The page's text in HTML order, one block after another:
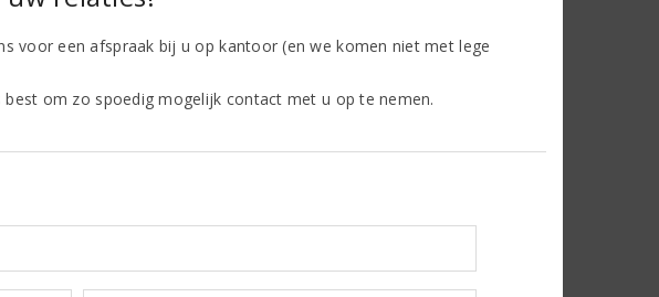
voor een afspraak bij u op kantoor (en we komen niet met lege
om zo spoedig mogelijk contact met u op te nemen.